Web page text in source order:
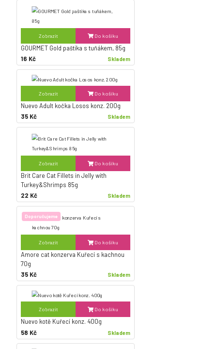
Zobrazit Do košíku
GOURMET Gold paštika s tuňákem, 85g
16 Kč
Skladem
Zobrazit Do košíku
Nuevo Adult kočka Losos konz. 200g
35 Kč
Skladem
Zobrazit Do košíku
Brit Care Cat Fillets in Jelly with
Turkey&Shrimps 85g
22 Kč
Skladem
Doporučujeme
Zobrazit Do košíku
Amore cat konzerva Kuřecí s kachnou
70g
35 Kč
Skladem
Zobrazit Do košíku
Nuevo kotě Kuřecí konz. 400g
58 Kč
Skladem